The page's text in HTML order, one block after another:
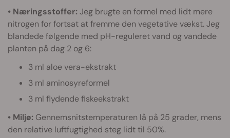
• Næringsstoffer: Jeg brugte en formel med lidt mere
nitrogen for fortsat at fremme den vegetative vækst. Jeg
blandede følgende med pH-reguleret vand og vandede
planten på dag 2 og 6:
3 ml aloe vera-ekstrakt
3 ml aminosyreformel
3 ml flydende fiskeekstrakt
• Miljø: Gennemsnitstemperaturen lå på 25 grader, mens
den relative luftfugtighed steg lidt til 50%.